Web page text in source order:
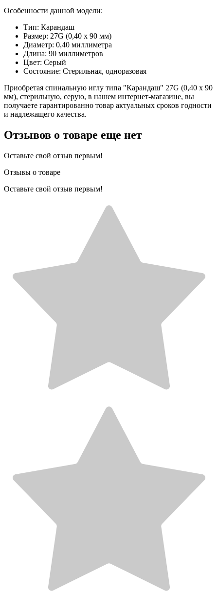
Особенности данной модели:
Тип: Карандаш
Размер: 27G (0,40 x 90 мм)
Диаметр: 0,40 миллиметра
Длина: 90 миллиметров
Цвет: Серый
Состояние: Стерильная, одноразовая
Приобретая спинальную иглу типа "Карандаш" 27G (0,40 x 90
мм), стерильную, серую, в нашем интернет-магазине, вы
получаете гарантированно товар актуальных сроков годности
и надлежащего качества.
Отзывов о товаре еще нет
Оставьте свой отзыв первым!
Отзывы о товаре
Оставьте свой отзыв первым!